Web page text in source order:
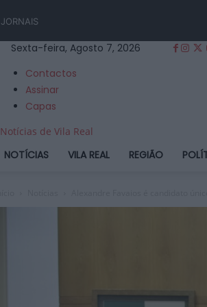
JORNAIS
Sexta-feira, Agosto 7, 2026
Contactos
Assinar
Capas
Notícias de Vila Real
NOTÍCIAS VILA REAL REGIÃO